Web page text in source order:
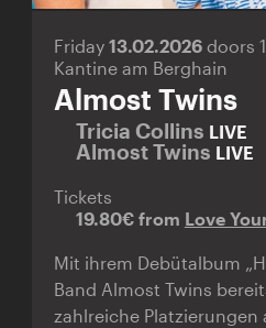
Friday 13.02.2026 doors
Kantine am Berghain
Almost Twins
Tricia Collins LIVE
Almost Twins LIVE
Tickets
19.80€ from Love
Mit ihrem Debütalbum
Band Almost Twins
zahlreiche Platzierungen